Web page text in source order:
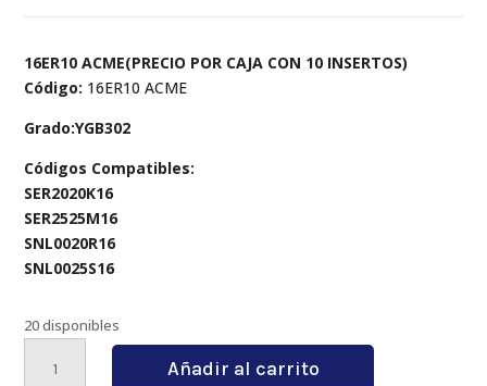
16ER10 ACME(PRECIO POR CAJA CON 10 INSERTOS)
Código: 16ER10 ACME
Grado:YGB302
Códigos Compatibles:
SER2020K16
SER2525M16
SNL0020R16
SNL0025S16
20 disponibles
ACME
Añadir al carrito